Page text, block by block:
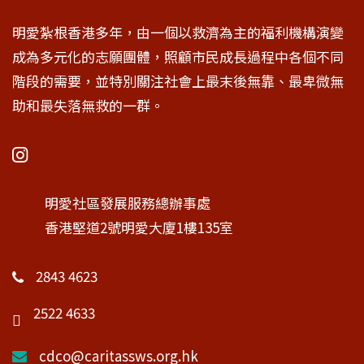
明愛紮根香港多年，由一個以救濟為主的福利機構演變
成為多元化的志願團體，照顧市民成長過程中各個不同
階段的需要，並特別關注社會上最末後無靠、最卑微無
助和最失落無救的一群。
明愛社區發展服務總辦事處
香港堅道2號明愛大廈1樓135室
2843 4623
2522 4633
cdco@caritassws.org.hk